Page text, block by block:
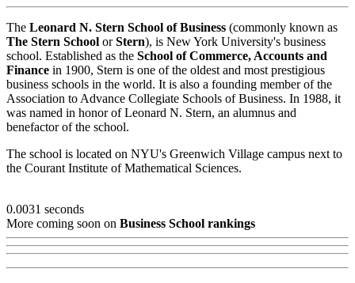
The Leonard N. Stern School of Business (commonly known as
The Stern School orStern), is New York University's business
school. Established as the School of Commerce, Accounts and
Finance in 1900, Stern is one of the oldest and most prestigious
business schools in the world. It is also a founding member of the
Association to Advance Collegiate Schools of Business. In 1988, it
was named in honor of Leonard N. Stern, an alumnus and
benefactor of the school.
The school is located on NYU's Greenwich Village campus next to
the Courant Institute of Mathematical Sciences.
0.0031 seconds
More coming soon on Business School rankings